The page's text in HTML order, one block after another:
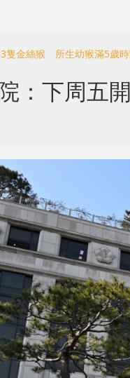
隻金絲猴 所生幼猴滿5歲
：下周五